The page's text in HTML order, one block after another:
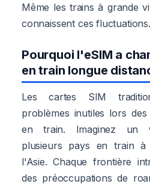
Même les trains à grande
connaissent ces fluctuations.
Pourquoi l'eSIM a
en train longue
Les cartes SIM
problèmes inutiles lors
en train. Imaginez un
plusieurs pays en train
l'Asie. Chaque frontière
des préoccupations de